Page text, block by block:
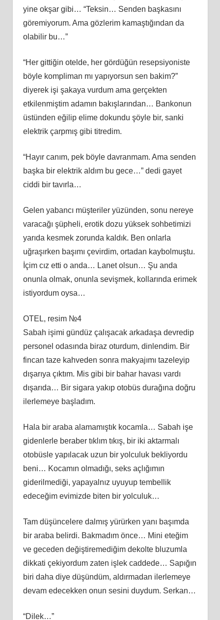
yine okşar gibi… “Teksin… Senden başkasını
göremiyorum. Ama gözlerim kamaştığından da
olabilir bu…”
“Her gittiğin otelde, her gördüğün resepsiyoniste
böyle kompliman mı yapıyorsun sen bakim?”
diyerek işi şakaya vurdum ama gerçekten
etkilenmiştim adamın bakışlarından… Bankonun
üstünden eğilip elime dokundu şöyle bir, sanki
elektrik çarpmış gibi titredim.
“Hayır canım, pek böyle davranmam. Ama senden
başka bir elektrik aldım bu gece…” dedi gayet
ciddi bir tavırla…
Gelen yabancı müşteriler yüzünden, sonu nereye
varacağı şüpheli, erotik dozu yüksek sohbetimizi
yarıda kesmek zorunda kaldık. Ben onlarla
uğraşırken başımı çevirdim, ortadan kaybolmuştu.
İçim cız etti o anda… Lanet olsun… Şu anda
onunla olmak, onunla sevişmek, kollarında erimek
istiyordum oysa…
OTEL, resim №4
Sabah işimi gündüz çalışacak arkadaşa devredip
personel odasında biraz oturdum, dinlendim. Bir
fincan taze kahveden sonra makyajımı tazeleyip
dışarıya çıktım. Mis gibi bir bahar havası vardı
dışarıda… Bir sigara yakıp otobüs durağına doğru
ilerlemeye başladım.
Hala bir araba alamamıştık kocamla… Sabah işe
gidenlerle beraber tıklım tıkış, bir iki aktarmalı
otobüsle yapılacak uzun bir yolculuk bekliyordu
beni… Kocamın olmadığı, seks açlığımın
giderilmediği, yapayalnız uyuyup tembellik
edeceğim evimizde biten bir yolculuk…
Tam düşüncelere dalmış yürürken yanı başımda
bir araba belirdi. Bakmadım önce… Mini eteğim
ve geceden değiştiremediğim dekolte bluzumla
dikkati çekiyordum zaten işlek caddede… Sapığın
biri daha diye düşündüm, aldırmadan ilerlemeye
devam edecekken onun sesini duydum. Serkan…
“Dilek…”